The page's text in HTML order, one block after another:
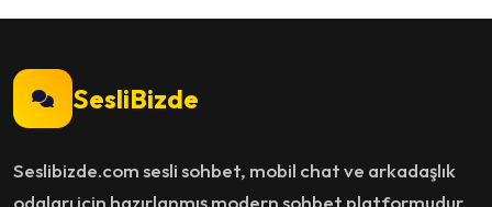
SesliBizde
Seslibizde.com sesli sohbet, mobil chat ve arkadaşlık